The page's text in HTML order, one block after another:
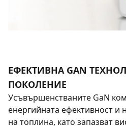
ЕФЕКТИВНА GAN
ПОКОЛЕНИЕ
Усъвършенстваните GaN
енергийната ефективност и
на топлина, като запазват